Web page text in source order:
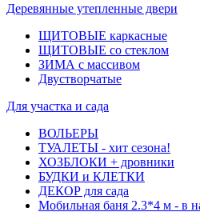
Деревянные утепленные двери
ЩИТОВЫЕ каркасные
ЩИТОВЫЕ со стеклом
ЗИМА с массивом
Двустворчатые
Для участка и сада
ВОЛЬЕРЫ
ТУАЛЕТЫ - хит сезона!
ХОЗБЛОКИ + дровники
БУДКИ и КЛЕТКИ
ДЕКОР для сада
Мобильная баня 2.3*4 м - в